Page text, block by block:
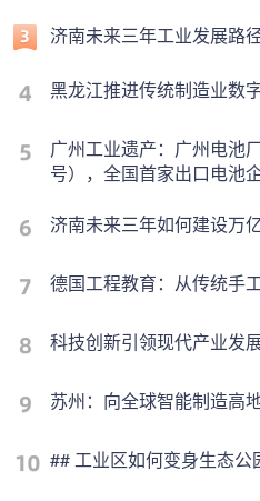
济南未来三年工业发展路
黑龙江推进传统制造业数
广州工业遗产：广州电池
号），全国首家出口电池
济南未来三年如何建设万
德国工程教育：从传统手
科技创新引领现代产业发
苏州：向全球智能制造高
## 工业区如何变身生态公